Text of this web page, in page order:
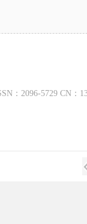
：2096-5729 CN